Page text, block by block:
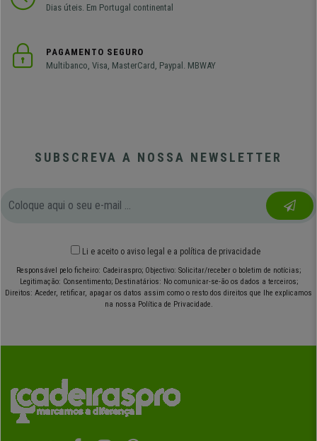
Dias úteis. Em Portugal continental
PAGAMENTO SEGURO
Multibanco, Visa, MasterCard, Paypal. MBWAY
SUBSCREVA A NOSSA NEWSLETTER
Li e aceito o aviso legal e a política de privacidade
Responsável pelo ficheiro: Cadeiraspro; Objectivo: Solicitar/receber o boletim de notícias;
Legitimação: Consentimento; Destinatários: No comunicar-se-ão os dados a terceiros;
Direitos: Aceder, retificar, apagar os datos assim como o resto dos direitos que lhe explicamos
na nossa Política de Privacidade.